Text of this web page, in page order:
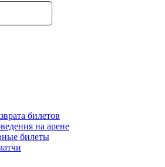
билетов
на арене
билеты